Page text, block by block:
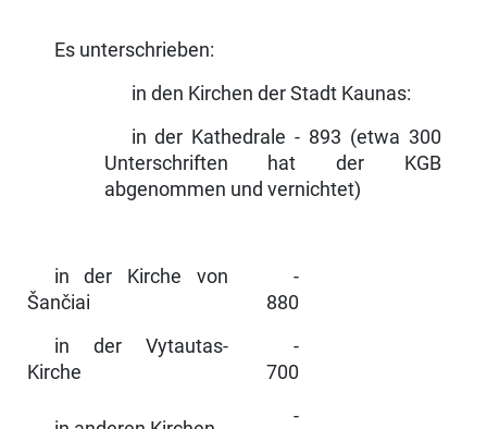
Es unterschrieben:
in den Kirchen der Stadt Kaunas:
in der Kathedrale - 893 (etwa 300
Unterschriften hat der KGB
abgenommen und vernichtet)
in der Kirche von
Šančiai
-
880
in der Vytautas-
Kirche
-
700
-